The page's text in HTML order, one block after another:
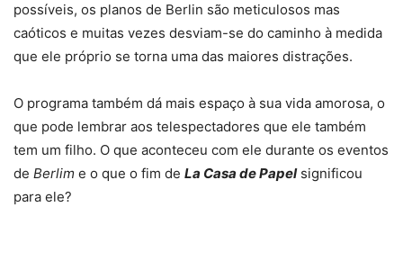
possíveis, os planos de Berlin são meticulosos mas
caóticos e muitas vezes desviam-se do caminho à medida
que ele próprio se torna uma das maiores distrações.
O programa também dá mais espaço à sua vida amorosa, o
que pode lembrar aos telespectadores que ele também
tem um filho. O que aconteceu com ele durante os eventos
de Berlim e o que o fim de La Casa de Papelsignificou
para ele?